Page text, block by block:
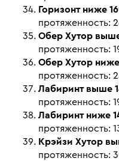
Горизонт ниже
протяженность:
Обер Хутор
протяженность:
Обер Хутор
протяженность:
Лабиринт выше
протяженность:
Лабиринт ниже
протяженность:
Крэйзи Хутор
протяженность: